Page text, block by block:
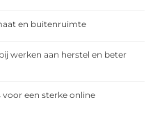
en buitenruimte
werken aan herstel en beter
een sterke online